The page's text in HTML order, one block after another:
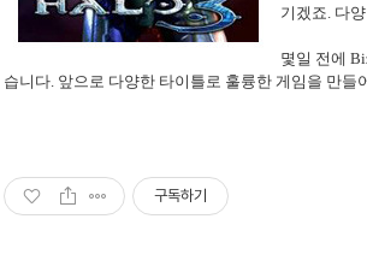
기겠죠. 다
몇일 전에
습니다. 앞으로 다양한 타이틀로 훌륭한 게임을 만들
구독하기